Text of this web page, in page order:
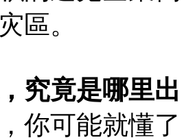
區。
究竟是哪里
你可能就懂